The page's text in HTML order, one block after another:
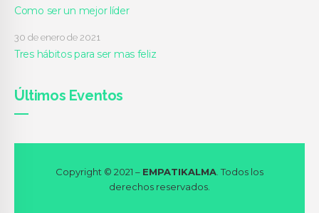
Como ser un mejor líder
30 de enero de 2021
Tres hábitos para ser mas feliz
Últimos Eventos
Copyright © 2021 – EMPATIKALMA . Todos los
derechos reservados.